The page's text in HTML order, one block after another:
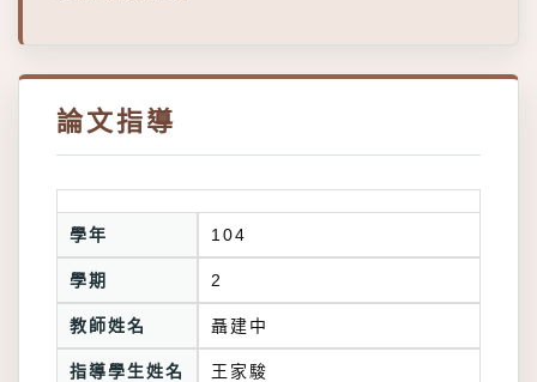
論文指導
學年 104
學期 2
教師姓名 聶建中
指導學生姓名 王家駿